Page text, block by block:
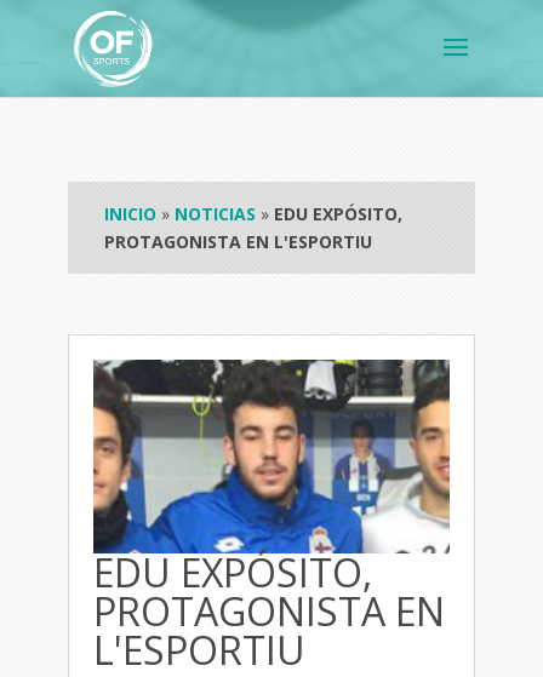
INICIO » NOTICIAS » EDU EXPÓSITO,
PROTAGONISTA EN L'ESPORTIU
EDU EXPÓSITO,
PROTAGONISTA EN
L'ESPORTIU